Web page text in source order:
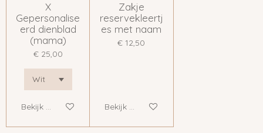
X
Gepersonalise
erd dienblad
(mama)
€ 25,00
Bekijk details
Zakje
reservekleertj
es met naam
€ 12,50
Bekijk details